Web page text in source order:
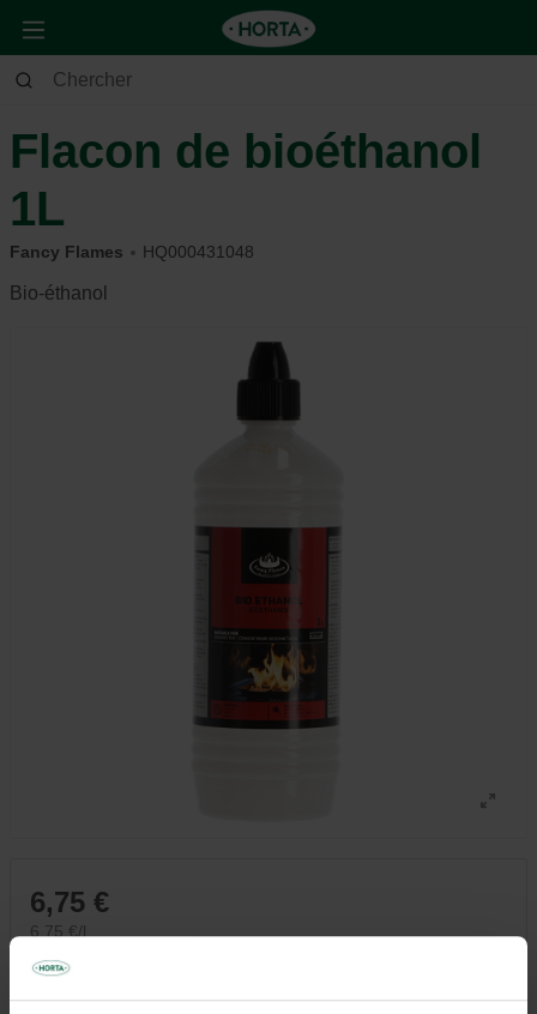
Jardin Barbecue
Flacon de bioéthanol
1L
Fancy Flames HQ000431048
Bio-éthanol
6,75 €
6,75 €/l